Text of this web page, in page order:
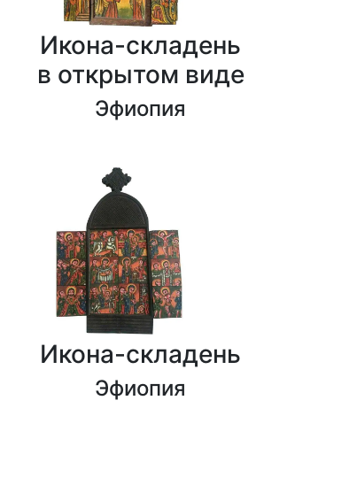
Икона-складень
в открытом виде
Эфиопия
Икона-складень
Эфиопия